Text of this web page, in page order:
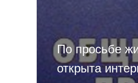
По просьбе
открыта